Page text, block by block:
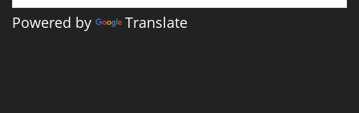
Powered by Translate